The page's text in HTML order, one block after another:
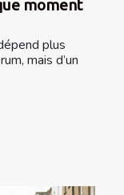
moment
plus
mais d’un